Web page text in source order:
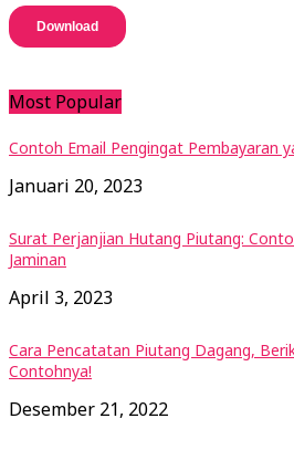
Most Popular
Contoh Email Pengingat Pembayaran
Januari 20, 2023
Surat Perjanjian Hutang Piutang:
Jaminan
April 3, 2023
Cara Pencatatan Piutang Dagang,
Contohnya!
Desember 21, 2022